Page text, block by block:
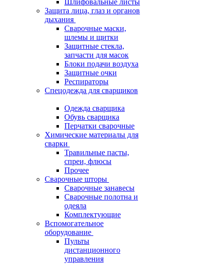
Шлифовальные листы
Защита лица, глаз и органов
дыхания
Сварочные маски,
шлемы и щитки
Защитные стекла,
запчасти для масок
Блоки подачи воздуха
Защитные очки
Респираторы
Спецодежда для сварщиков
Одежда сварщика
Обувь сварщика
Перчатки сварочные
Химические материалы для
сварки
Травильные пасты,
спреи, флюсы
Прочее
Сварочные шторы
Сварочные занавесы
Сварочные полотна и
одеяла
Комплектующие
Вспомогательное
оборудование
Пульты
дистанционного
управления